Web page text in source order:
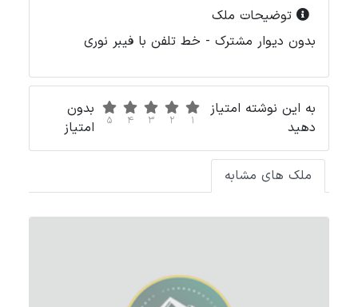
توضیحات ملک
بدون دیوار مشترک - خط تلفن با فیبر نوری
به این نوشته امتیاز
دهید
1
2
3
4
5
بدون
امتیاز
ملک های مشابه